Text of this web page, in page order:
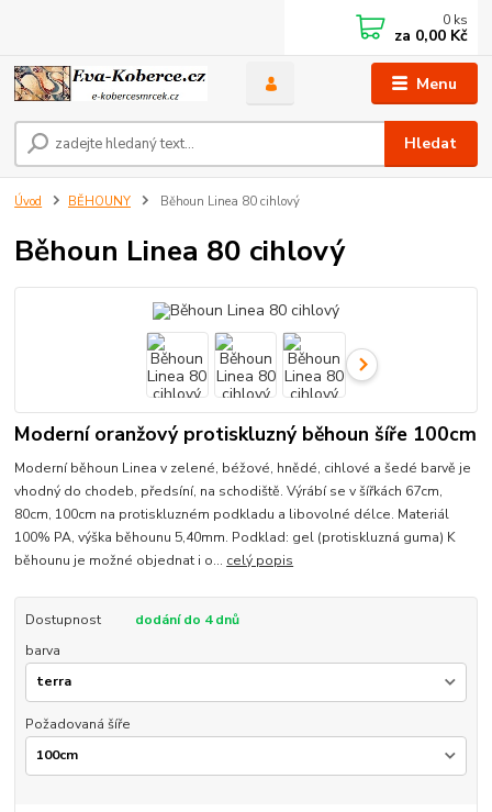
Menu
Hledat
0 ks
za 0,00 Kč
Úvod BĚHOUNY Běhoun Linea 80 cihlový
Běhoun Linea 80 cihlový
Moderní oranžový protiskluzný běhoun šíře 100cm
Moderní běhoun Linea v zelené, béžové, hnědé, cihlové a šedé barvě je
vhodný do chodeb, předsíní, na schodiště. Výrábí se v šířkách 67cm,
80cm, 100cm na protiskluzném podkladu a libovolné délce. Materiál
100% PA, výška běhounu 5,40mm. Podklad: gel (protiskluzná guma) K
běhounu je možné objednat i o... celý popis
Dostupnost
dodání do 4 dnů
barva
Požadovaná šíře